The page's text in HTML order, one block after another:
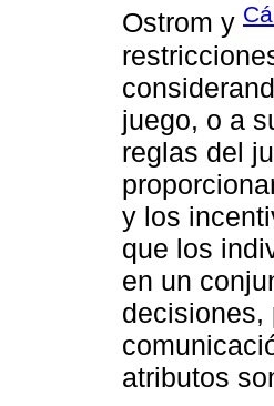
Ostrom y
juego, o a
reglas del
y los
que los
en un
decisiones,
atributos